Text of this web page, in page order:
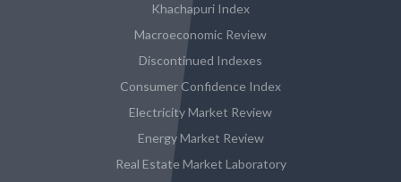
Khachapuri Index
Macroeconomic Review
Discontinued Indexes
Consumer Confidence Index
Electricity Market Review
Energy Market Review
Real Estate Market Laboratory